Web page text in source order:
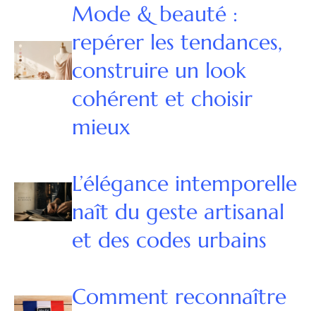
Mode & beauté :
repérer les tendances,
construire un look
cohérent et choisir
mieux
L’élégance intemporelle
naît du geste artisanal
et des codes urbains
Comment reconnaître